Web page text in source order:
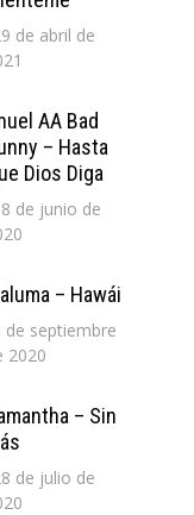
de abril de
AA Bad
– Hasta
Dios Diga
de junio de
– Hawái
de septiembre
2020
– Sin
de julio de